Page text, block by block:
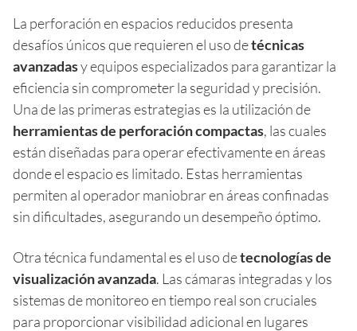
La perforación en espacios reducidos presenta
desafíos únicos que requieren el uso detécnicas
avanzadasy equipos especializados para garantizar la
eficiencia sin comprometer la seguridad y precisión.
Una de las primeras estrategias es la utilización de
herramientas de perforación compactas, las cuales
están diseñadas para operar efectivamente en áreas
donde el espacio es limitado. Estas herramientas
permiten al operador maniobrar en áreas confinadas
sin dificultades, asegurando un desempeño óptimo.
Otra técnica fundamental es el uso detecnologías de
visualización avanzada. Las cámaras integradas y los
sistemas de monitoreo en tiempo real son cruciales
para proporcionar visibilidad adicional en lugares